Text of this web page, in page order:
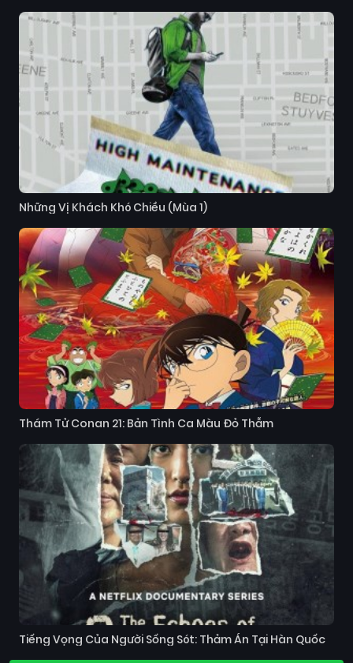
Những Vị Khách Khó Chiều (Mùa 1)
Thám Tử Conan 21: Bản Tình Ca Màu Đỏ Thẫm
Tiếng Vọng Của Người Sống Sót: Thảm Án Tại Hàn Quốc